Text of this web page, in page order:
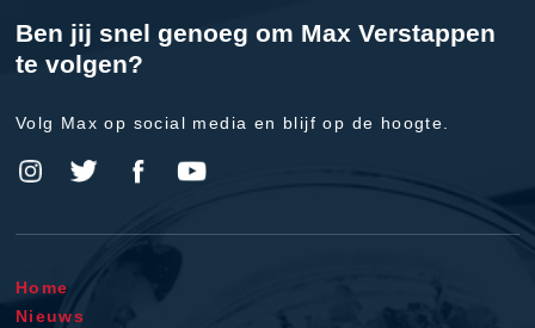
Ben jij snel genoeg om Max Verstappen
te volgen?
Volg Max op social media en blijf op de hoogte.
Home
Nieuws